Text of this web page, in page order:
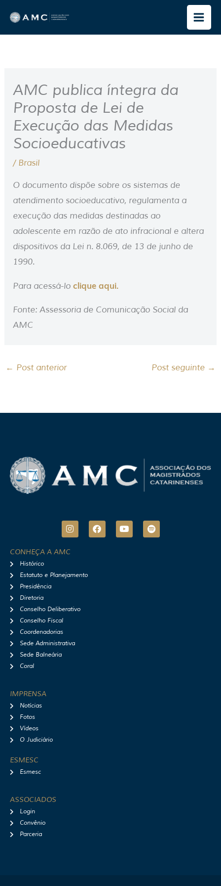
para
o
AMC publica íntegra da
Proposta de Lei de
Execução das Medidas
Socioeducativas
/ Brasil
O documento dispõe sobre os sistemas de
atendimento socioeducativo, regulamenta a
execução das medidas destinadas ao
adolescente em razão de ato infracional e altera
dispositivos da Lei n. 8.069, de 13 de junho de
1990.
Para acessá-loclique aqui.
Fonte: Assessoria de Comunicação Social da
AMC
← Post anterior Post seguinte →
I
n
t
r
F
a
Y
o
S
p
CONHEÇA A AMC
Histórico
Estatuto e Planejamento
Presidência
Diretoria
Conselho Deliberativo
Conselho Fiscal
Coordenadorias
Sede Administrativa
Sede Balneária
Coral
IMPRENSA
Notícias
Fotos
Vídeos
O Judiciário
ESMESC
Esmesc
ASSOCIADOS
Login
Convênio
Parceria